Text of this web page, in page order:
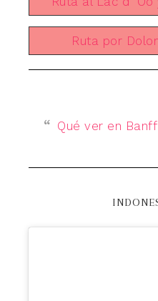
Ruta por
Qué ver en